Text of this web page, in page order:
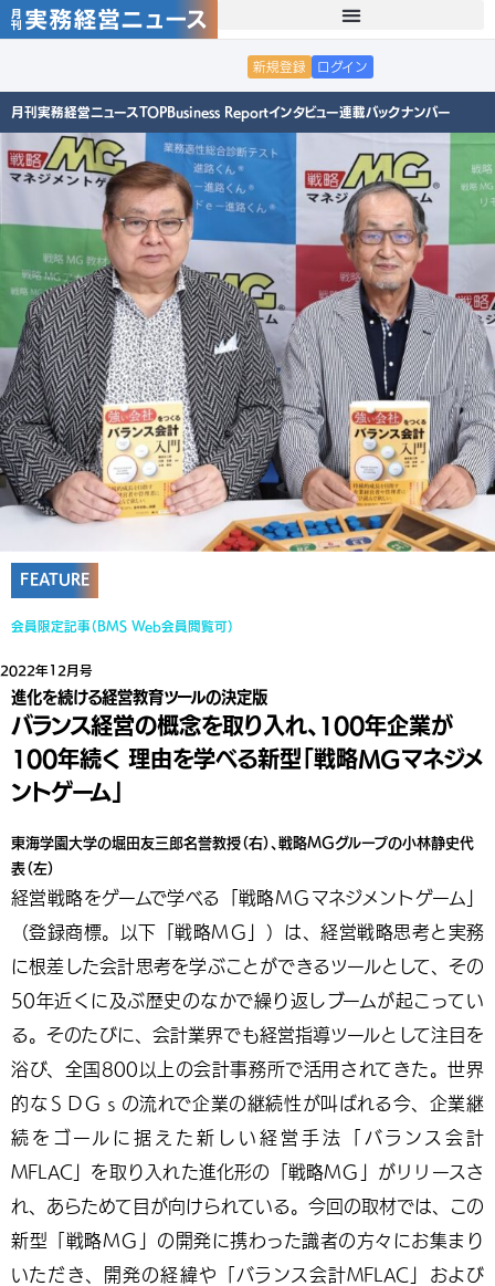
新規登録 ログイン
月刊実務経営ニュースTOPBusiness Reportインタビュー連載バックナンバー
FEATURE
会員限定記事（BMS Web会員閲覧可）
2022年12月号
進化を続ける経営教育ツールの決定版
バランス経営の概念を取り入れ、100年企業が
100年続く 理由を学べる新型「戦略MGマネジメ
ントゲーム」
東海学園大学の堀田友三郎名誉教授（右）、戦略MGグループの小林静史代
表（左）
経営戦略をゲームで学べる「戦略ＭＧマネジメントゲーム」
（登録商標。以下「戦略ＭＧ」）は、経営戦略思考と実務
に根差した会計思考を学ぶことができるツールとして、その
50年近くに及ぶ歴史のなかで繰り返しブームが起こってい
る。そのたびに、会計業界でも経営指導ツールとして注目を
浴び、全国800以上の会計事務所で活用されてきた。世界
的なＳＤＧｓの流れで企業の継続性が叫ばれる今、企業継
続をゴールに据えた新しい経営手法「バランス会計
MFLAC」を取り入れた進化形の「戦略ＭＧ」がリリースさ
れ、あらためて目が向けられている。今回の取材では、この
新型「戦略ＭＧ」の開発に携わった識者の方々にお集まり
いただき、開発の経緯や「バランス会計MFLAC」および